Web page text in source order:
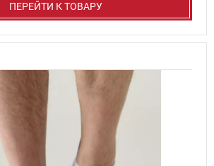
ПЕРЕЙТИ К ТОВАРУ